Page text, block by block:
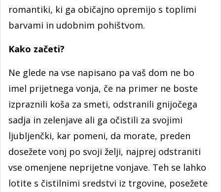
romantiki, ki ga običajno opremijo s toplimi
barvami in udobnim pohištvom.
Kako začeti?
Ne glede na vse napisano pa vaš dom ne bo
imel prijetnega vonja, če na primer ne boste
izpraznili koša za smeti, odstranili gnijočega
sadja in zelenjave ali ga očistili za svojimi
ljubljenčki, kar pomeni, da morate, preden
dosežete vonj po svoji želji, najprej odstraniti
vse omenjene neprijetne vonjave. Teh se lahko
lotite s čistilnimi sredstvi iz trgovine, posežete